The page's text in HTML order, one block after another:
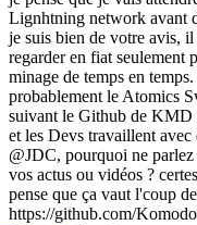
Lignhtning network avant
je suis bien de votre avis,
regarder en fiat seulement
minage de temps en
probablement le Atomics
suivant le Github de KMD
et les Devs travaillent avec
@JDC, pourquoi ne
vos actus ou vidéos ?
pense que ça vaut l'coup
https://github.com/